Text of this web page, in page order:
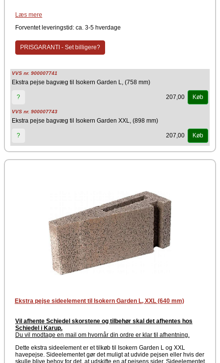
Materiale: Pimpsten (vulkansk letbeton)
Egnet til: Udendørs brug
Pejsebagvæggen er velegnet til udendørs brug. Materialet sikrer lang
holdbarhed, stabilitet og et flot, ensartet udseende sammen med resten
Producent
Læs mere
Forventet leveringstid: ca. 3-5 hverdage
PRISGARANTI - Set billigere?
VVS nr. 900007741
Ekstra pejse bagvæg til Isokern Garden L, (758 mm)
? 207,00 Køb
VVS nr. 900007743
Ekstra pejse bagvæg til Isokern Garden XXL, (898 mm)
? 207,00 Køb
Ekstra pejse sideelement til Isokern Garden L, XXL (640 mm)
Vil afhente Schiedel skorstene og tilbehør skal det afhentes hos
Schiedel i Karup.
Du vil modtage en mail om hvornår din ordre er klar til afhentning.
Dette ekstra sideelement er et tilkøb til Isokern Garden L og XXL
havepejse. Sideelementet gør det muligt at udvide pejsen eller hvis der
skulle blive behov for det, at udskifte en af pejsens sider. Sideelementet